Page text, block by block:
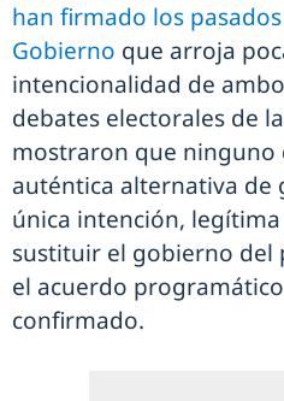
han firmado los
Gobierno que arroja
intencionalidad de
debates electorales de
mostraron que ninguno
auténtica alternativa de
única intención,
sustituir el gobierno del
el acuerdo
confirmado.